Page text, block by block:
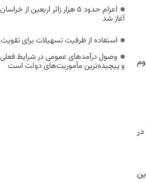
و در
اعزام حدود 5 هزار زائر اربعین
آغاز شد
استفاده از ظرفیت تسهیلات برای
وصول درآمدهای عمومی در شرایط
و پیچیده‌ترین مأموریت‌های دولت است